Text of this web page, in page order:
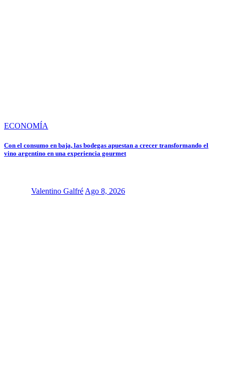
ECONOMÍA
Con el consumo en baja, las bodegas apuestan a crecer transformando el
vino argentino en una experiencia gourmet
Valentino Galfré Ago 8, 2026